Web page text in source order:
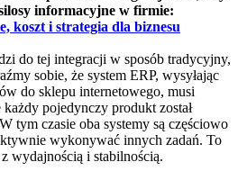
informacyjne w firmie:
koszt i strategia dla biznesu
do tej integracji w sposób tradycyjny,
sobie, że system ERP, wysyłając
do sklepu internetowego, musi
pojedynczy produkt został
tym czasie oba systemy są częściowo
wykonywać innych zadań. To
wydajnością i stabilnością.